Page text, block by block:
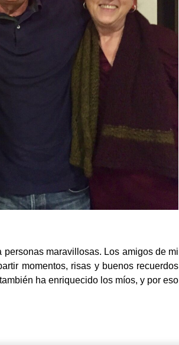
maravillosas. Los amigos de mi
momentos, risas y buenos recuerdos
ha enriquecido los míos, y por eso